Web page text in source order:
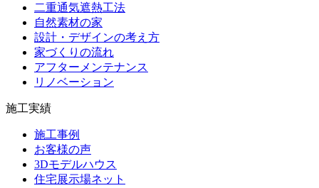
二重通気遮熱工法
自然素材の家
設計・デザインの考え方
家づくりの流れ
アフターメンテナンス
リノベーション
施工実績
施工事例
お客様の声
3Dモデルハウス
住宅展示場ネット